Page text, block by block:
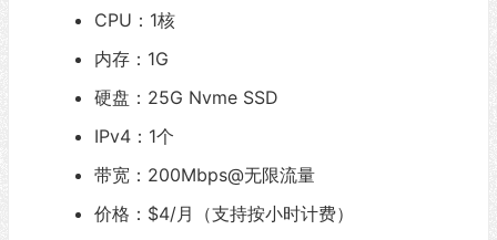
CPU：1核
内存：1G
硬盘：25G Nvme SSD
IPv4：1个
带宽：200Mbps@无限流量
价格：$4/月（支持按小时计费）